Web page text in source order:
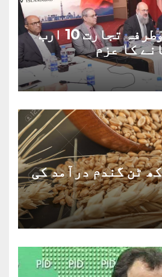
پاک ایران دوطرفہ تجارت 10 ارب
کا عزم
کی 10 لاکھ ٹن گندم درآمد کی